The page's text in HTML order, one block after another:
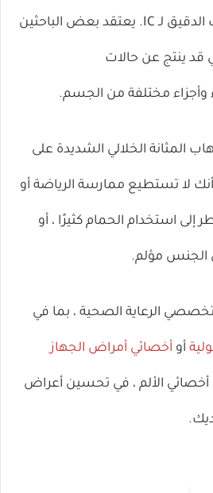
لا يعرف الباحثون السبب الدقيق لـ IC. يعتقد بعض الباحثين
قد ينتج عن حالات
وأجزاء مختلفة من الجسم.
المثانة الخلالي الشديدة على
لا تستطيع ممارسة الرياضة أو
استخدام الحمام كثيرًا ، أو
الجنس مؤلم.
الرعاية الصحية ، بما في
أو أخصائي أمراض الجهاز
أخصائي الألم ، في تحسين أعراض